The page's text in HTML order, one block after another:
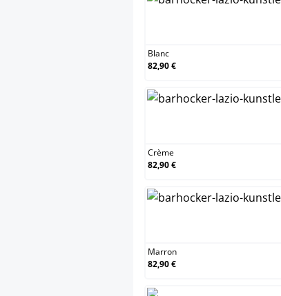
Blanc
82,90 €
Crème
82,90 €
Marron
82,90 €